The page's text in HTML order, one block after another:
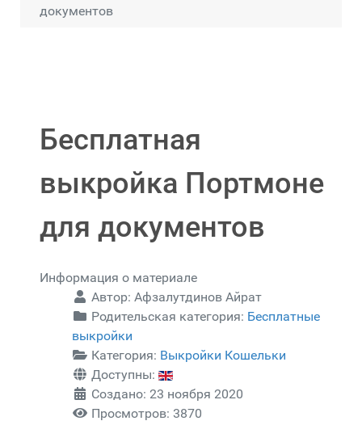
документов
Бесплатная
выкройка Портмоне
для документов
Информация о материале
Автор: Афзалутдинов Айрат
Родительская категория: Бесплатные
выкройки
Категория: Выкройки Кошельки
Доступны:
Создано: 23 ноября 2020
Просмотров: 3870